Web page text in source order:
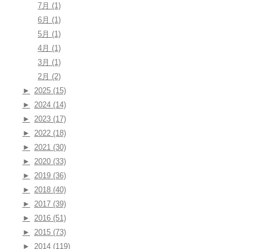
7月 (1)
6月 (1)
5月 (1)
4月 (1)
3月 (1)
2月 (2)
►
2025 (15)
►
2024 (14)
►
2023 (17)
►
2022 (18)
►
2021 (30)
►
2020 (33)
►
2019 (36)
►
2018 (40)
►
2017 (39)
►
2016 (51)
►
2015 (73)
►
2014 (119)